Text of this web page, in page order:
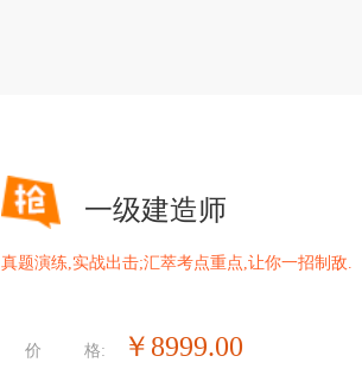
一级建造师
真题演练,实战出击;汇萃考点重点,让你一招制敌.
价 格: ￥8999.00